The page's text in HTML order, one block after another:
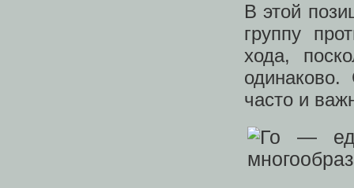
В этой
группу
хода,
часто и